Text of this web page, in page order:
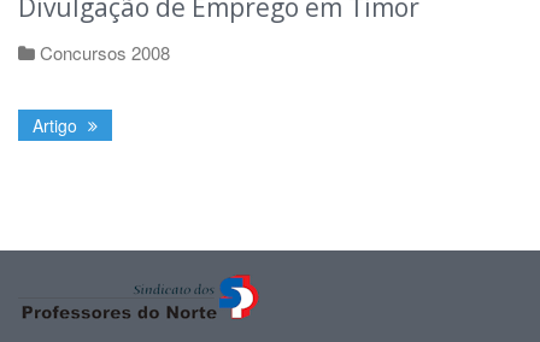
Divulgação de Emprego em Timor
Concursos 2008
Artigo